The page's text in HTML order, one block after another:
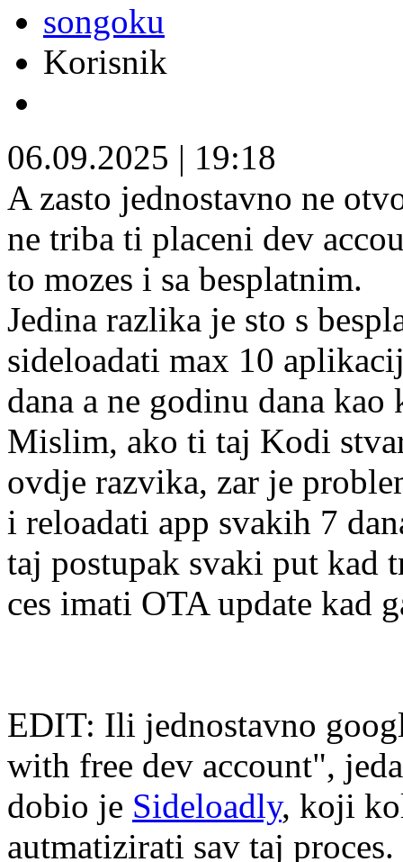
songoku
Korisnik
06.09.2025 | 19:18
A zasto jednostavno ne
ne triba ti placeni dev
to mozes i sa besplatnim.
Jedina razlika je sto s
sideloadati max 10
dana a ne godinu dana
Mislim, ako ti taj Kodi
ovdje razvika, zar je
i reloadati app svakih 7
taj postupak svaki put kad
ces imati OTA update kad
EDIT: Ili jednostavno
with free dev account",
dobio je Sideloadly, koji
autmatizirati sav taj proces.